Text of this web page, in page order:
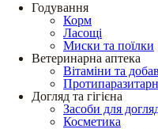
Годування
Корм
Ласощі
Миски та поїлки
Ветеринарна аптека
Вітаміни та
Догляд та гігієна
Засоби для
Косметика